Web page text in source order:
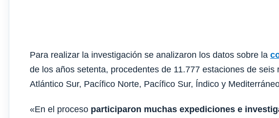
Para realizar la investigación se analizaron los datos sobre la
de los años setenta, procedentes de 11.777 estaciones de seis
Atlántico Sur, Pacífico Norte, Pacífico Sur, Índico y
«En el proceso participaron muchas expediciones e